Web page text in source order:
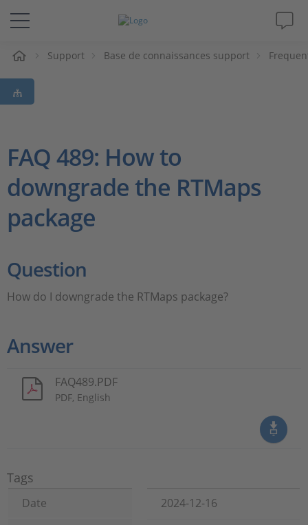
Solutions & Produits
Support
Société
Carrières
Support Base de connaissances support
FAQ 489: How to
downgrade the RTMaps
package
Question
How do I downgrade the RTMaps package?
Answer
FAQ489.PDF
PDF, English
Tags
Date
2024-12-16